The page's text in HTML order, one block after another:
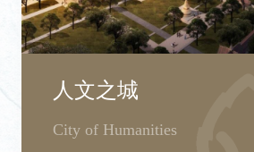
人文之城
City of Humanities